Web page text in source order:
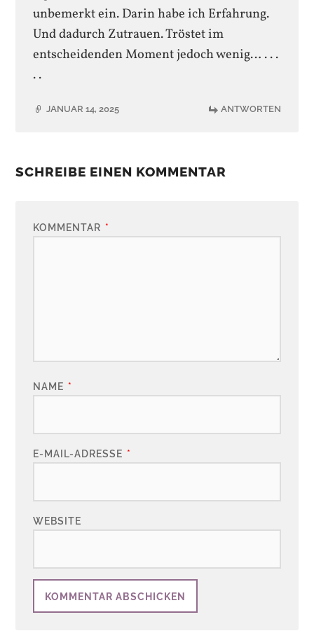
unbemerkt ein. Darin habe ich Erfahrung.
Und dadurch Zutrauen. Tröstet im
entscheidenden Moment jedoch wenig… . . .
. .
JANUAR 14, 2025 ANTWORTEN
SCHREIBE EINEN KOMMENTAR
KOMMENTAR *
NAME *
E-MAIL-ADRESSE *
WEBSITE